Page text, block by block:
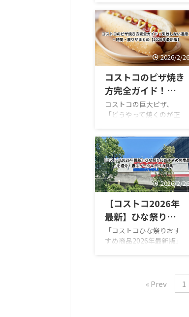
ており、食べ応えのある
サラダに仕上がっていま
す。 この記事では、コス
トコ新商品として登場し
たプロテインサラダの特
徴や味、価格、そして実
際に食べて感じた魅力 ...
はいつ？」「割引率・値
引きはどれくらい？」 こ
の記事では、2026年最新
のコストコ エグゼクティ
ブ会員向けセール・イベ
ント情報を公式発表ベー
スで体系化し、初めてで
も迷わないよう開催日・
特典内容・狙い方まで徹
底解説します。 結論エグ
ゼクティブ会員向けのセ
節限定企画が中心。エグ
ゼクティブ会員ランクの
メリットは年会費以上の
還元が狙える点にあり、
初年度から大きな価値を
引き出すことも可能で
す。 セール・イベ ...
2026/2/26
コストコのピザ焼き
方完全ガイド！失敗
しない温度・時間・
裏ワザまとめ
コストコの巨大ピザ、
「どうやって焼くのが正
ない」「焦げる…」と悩
んでいませんか？ コスト
コのピザはサイズが大き
く、生地も厚め。そのた
め家庭用オーブンでは焼
き方にコツが必要です。
焼き方を徹底解説。オー
ブン・トースター・フラ
イパン別の焼き方から、
冷凍保存のコツ、カリカ
予熱は必須（200〜
220℃） アルミホイルは
2026/2/26
【コストコ2026年
最新】ひな祭りにお
すすめの商品を紹
介！春スイーツ＆デ
「コストコひな祭りおす
すめ商品2026年最新版」
けデリカをまとめまし
た。2026年も続々登場し
« Prev 1